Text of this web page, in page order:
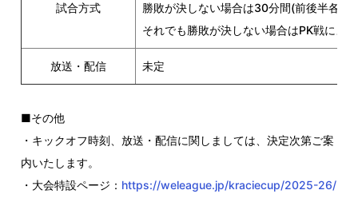
試合方式
勝敗が決しない場合は30分間(前後半各15
それでも勝敗が決しない場合はPK戦によ
放送・配信 未定
■その他
・キックオフ時刻、放送・配信に関しましては、決定次第ご案
内いたします。
・大会特設ページ： https://weleague.jp/kraciecup/2025-26/